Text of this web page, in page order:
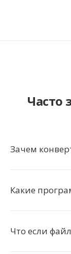
Часто
Зачем
Какие
Что если